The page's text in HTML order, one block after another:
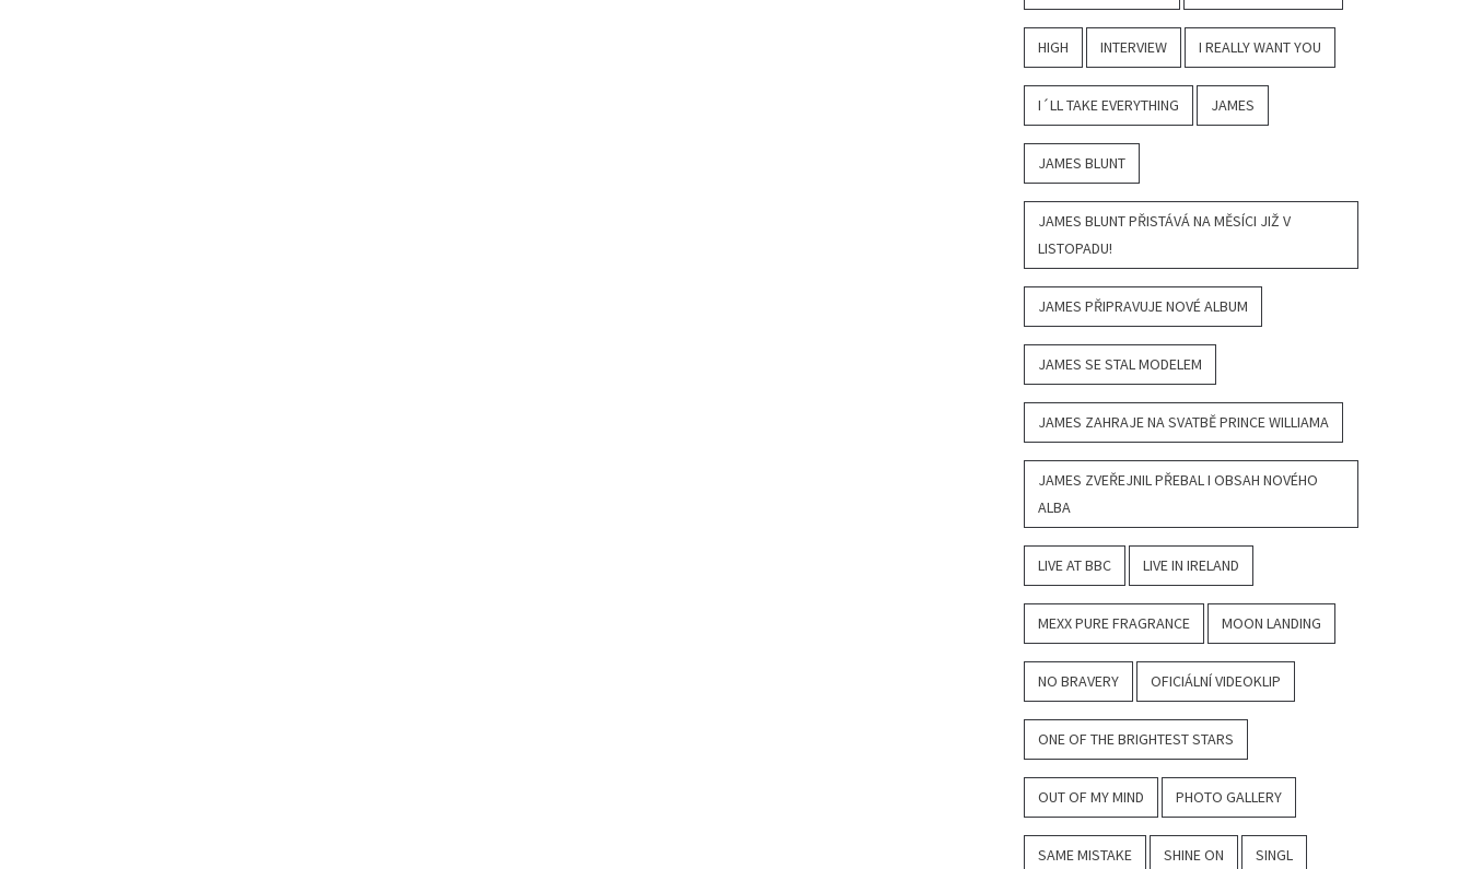
HIGH INTERVIEW I REALLY WANT YOU
I´LL TAKE EVERYTHING JAMES
JAMES BLUNT
JAMES BLUNT PŘISTÁVÁ NA MĚSÍCI JIŽ V
LISTOPADU!
JAMES PŘIPRAVUJE NOVÉ ALBUM
JAMES SE STAL MODELEM
JAMES ZAHRAJE NA SVATBĚ PRINCE WILLIAMA
JAMES ZVEŘEJNIL PŘEBAL I OBSAH NOVÉHO
ALBA
LIVE AT BBC LIVE IN IRELAND
MEXX PURE FRAGRANCE MOON LANDING
NO BRAVERY OFICIÁLNÍ VIDEOKLIP
ONE OF THE BRIGHTEST STARS
OUT OF MY MIND PHOTO GALLERY
SAME MISTAKE SHINE ON SINGL